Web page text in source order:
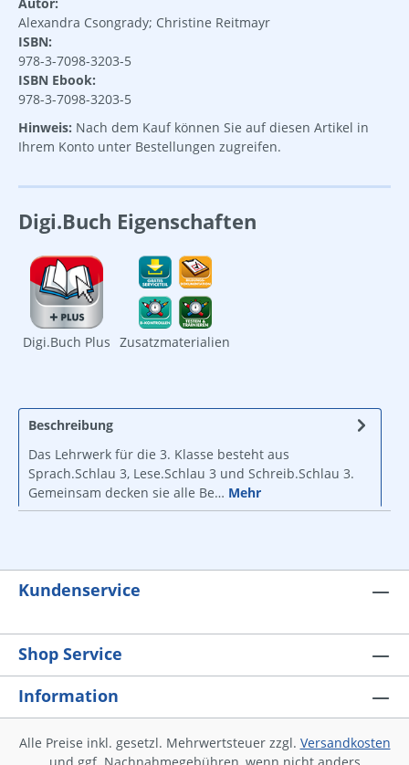
Alexandra Csongrady; Christine Reitmayr
ISBN:
978-3-7098-3203-5
ISBN Ebook:
978-3-7098-3203-5
Hinweis: Nach dem Kauf können Sie auf diesen Artikel in
Ihrem Konto unter Bestellungen zugreifen.
Digi.Buch Eigenschaften
Digi.Buch Plus Zusatzmaterialien
Beschreibung
Das Lehrwerk für die 3. Klasse besteht aus
Sprach.Schlau 3, Lese.Schlau 3 und Schreib.Schlau 3.
Gemeinsam decken sie alle Be… Mehr
Kundenservice
Shop Service
Information
Alle Preise inkl. gesetzl. Mehrwertsteuer zzgl. Versandkosten